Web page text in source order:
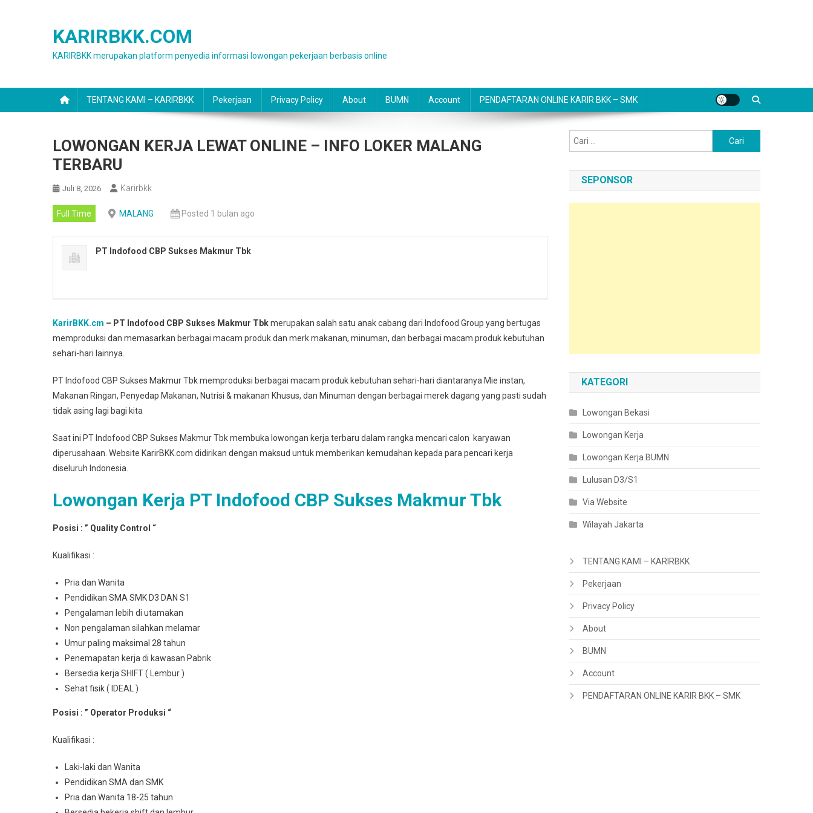
KARIRBKK.COM
KARIRBKK merupakan platform penyedia informasi lowongan pekerjaan berbasis online
TENTANG KAMI – KARIRBKK Pekerjaan Privacy Policy About BUMN Account PENDAFTARAN ONLINE KARIR BKK – SMK
LOWONGAN KERJA LEWAT ONLINE – INFO LOKER MALANG
TERBARU
Juli 8, 2026 Karirbkk
Full Time MALANG Posted 1 bulan ago
PT Indofood CBP Sukses Makmur Tbk
KarirBKK.cm – PT Indofood CBP Sukses Makmur Tbkmerupakan salah satu anak cabang dari Indofood Group yang bertugas
memproduksi dan memasarkan berbagai macam produk dan merk makanan, minuman, dan berbagai macam produk kebutuhan
sehari-hari lainnya.
PT Indofood CBP Sukses Makmur Tbk memproduksi berbagai macam produk kebutuhan sehari-hari diantaranya Mie instan,
Makanan Ringan, Penyedap Makanan, Nutrisi & makanan Khusus, dan Minuman dengan berbagai merek dagang yang pasti sudah
tidak asing lagi bagi kita
Saat ini PT Indofood CBP Sukses Makmur Tbk membuka lowongan kerja terbaru dalam rangka mencari calon karyawan
diperusahaan. Website KarirBKK.com didirikan dengan maksud untuk memberikan kemudahan kepada para pencari kerja
diseluruh Indonesia.
Lowongan Kerja PT Indofood CBP Sukses Makmur Tbk
Posisi : ” Quality Control “
Kualifikasi :
Pria dan Wanita
Pendidikan SMA SMK D3 DAN S1
Pengalaman lebih di utamakan
Non pengalaman silahkan melamar
Umur paling maksimal 28 tahun
Penemapatan kerja di kawasan Pabrik
Bersedia kerja SHIFT ( Lembur )
Sehat fisik ( IDEAL )
Posisi : ” Operator Produksi “
Kualifikasi :
Laki-laki dan Wanita
Pendidikan SMA dan SMK
Pria dan Wanita 18-25 tahun
untuk:
SEPONSOR
KATEGORI
Lowongan Bekasi
Lowongan Kerja
Lowongan Kerja BUMN
Lulusan D3/S1
Via Website
Wilayah Jakarta
TENTANG KAMI – KARIRBKK
Pekerjaan
Privacy Policy
About
BUMN
Account
PENDAFTARAN ONLINE KARIR BKK – SMK